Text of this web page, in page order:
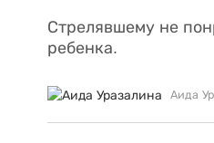
Стрелявшему не
ребенка.
Аида